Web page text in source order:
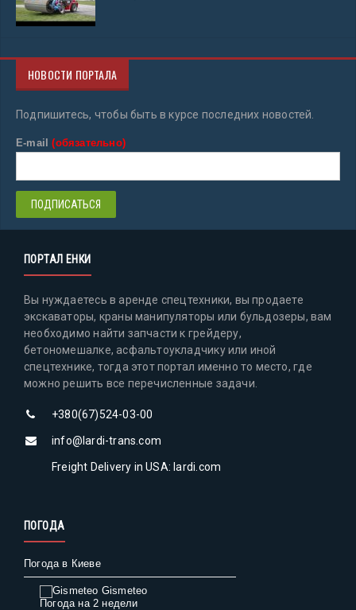
НОВОСТИ ПОРТАЛА
Подпишитесь, чтобы быть в курсе последних новостей.
E-mail(обязательно)
ПОРТАЛ ЕНКИ
Вы нуждаетесь в аренде спецтехники, вы продаете
экскаваторы, краны манипуляторы или бульдозеры, вам
необходимо найти запчасти к грейдеру,
бетономешалке, асфальтоукладчику или иной
спецтехнике, тогда этот портал именно то место, где
можно решить все перечисленные задачи.
+380(67)524-03-00
info@lardi-trans.com
Freight Delivery in USA: lardi.com
ПОГОДА
Погода в Киеве
Gismeteo
Погода на 2 недели